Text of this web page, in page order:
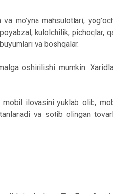
mo'yna mahsulotlari,
kulolchilik, pichoqlar,
va boshqalar.
oshirilishi mumkin.
mobil ilovasini yuklab olib,
va sotib olingan